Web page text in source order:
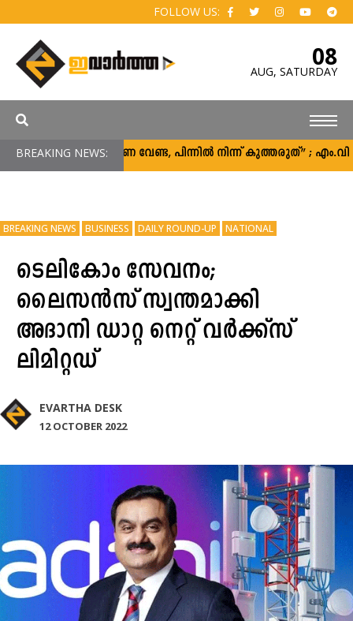
FOLLOW US:
08
AUG, SATURDAY
BREAKING NEWS:“പിന്തുണ വേണ്ട, പിന്നിൽ നിന്ന് കുത്തരുത്” ;
BREAKING NEWS BUSINESS DAILY ROUND-UP NATIONAL
ടെലികോം സേവനം;
ലൈസൻസ് സ്വന്തമാക്കി
അദാനി ഡാറ്റ നെറ്റ് വര്‍ക്ക്‌സ്
ലിമിറ്റഡ്
EVARTHA DESK
12 OCTOBER 2022